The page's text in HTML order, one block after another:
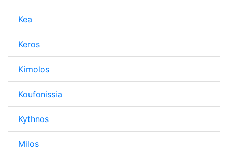
Kea
Keros
Kimolos
Koufonissia
Kythnos
Milos